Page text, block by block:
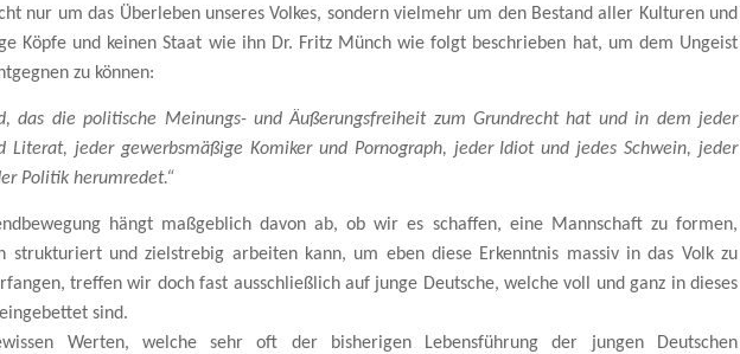
nur um das Überleben unseres Volkes, sondern vielmehr um den Bestand aller Kulturen und
Köpfe und keinen Staat wie ihn Dr. Fritz Münch wie folgt beschrieben hat, um dem Ungeist
zu können:
das die politische Meinungs- und Äußerungsfreiheit zum Grundrecht hat und in dem jeder
Literat, jeder gewerbsmäßige Komiker und Pornograph, jeder Idiot und jedes Schwein, jeder
Politik herumredet.“
hängt maßgeblich davon ab, ob wir es schaffen, eine Mannschaft zu formen,
strukturiert und zielstrebig arbeiten kann, um eben diese Erkenntnis massiv in das Volk zu
treffen wir doch fast ausschließlich auf junge Deutsche, welche voll und ganz in dieses
sind.
Werten, welche sehr oft der bisherigen Lebensführung der jungen Deutschen